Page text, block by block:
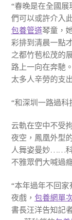
“春晚是在全國
們可以或許介入
包養管道琴童，
彩排到清晨一點
之都竹苞松茂的
路上一向在奔馳
太多人辛勞的支
“和深圳一路過科
云軌在空中不受
夜空，鳳凰外型
人舞姿曼妙……科
不雅眾們大喊過
“本年過年不回
夜戲， 包養網單
書長汪洋告知記